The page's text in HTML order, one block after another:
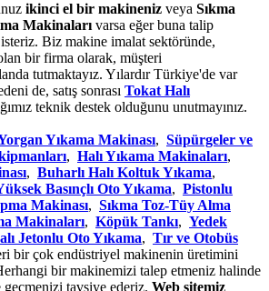
ikinci el bir makineniz veya Sıkma
Makinalarıvarsa eğer buna talip
Biz makine imalat sektöründe,
bir firma olarak, müşteri
tutmaktayız. Yılardır Türkiye'de var
de, satış sonrası Tokat Halı
teknik destek olduğunu unutmayınız.
Yıkama Makinası, Süpürgeler ve
, Halı Yıkama Makinaları,
, Buharlı Halı Koltuk Yıkama,
Basınçlı Oto Yıkama, Pistonlu
Makinası, Sıkma Toz-Tüy Alma
Makinaları, Köpük Tankı, Yedek
Jetonlu Oto Yıkama, Tır ve Otobüs
bir çok endüstriyel makinenin üretimini
bir makinemizi talep etmeniz halinde
tavsiye ederiz. Web sitemiz